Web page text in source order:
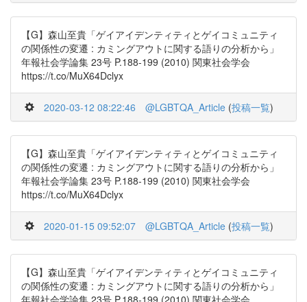
【G】森山至貴「ゲイアイデンティティとゲイコミュニティ
の関係性の変遷 : カミングアウトに関する語りの分析から」
年報社会学論集 23号 P.188-199 (2010) 関東社会学会
https://t.co/MuX64Dclyx
2020-03-12 08:22:46 @LGBTQA_Article (投稿一覧)
【G】森山至貴「ゲイアイデンティティとゲイコミュニティ
の関係性の変遷 : カミングアウトに関する語りの分析から」
年報社会学論集 23号 P.188-199 (2010) 関東社会学会
https://t.co/MuX64Dclyx
2020-01-15 09:52:07 @LGBTQA_Article (投稿一覧)
【G】森山至貴「ゲイアイデンティティとゲイコミュニティ
の関係性の変遷 : カミングアウトに関する語りの分析から」
年報社会学論集 23号 P.188-199 (2010) 関東社会学会